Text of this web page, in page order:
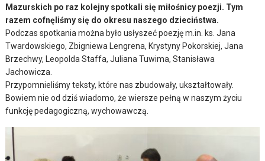
Mazurskich po raz kolejny spotkali się miłośnicy poezji. Tym
razem cofnęliśmy się do okresu naszego dzieciństwa.
Podczas spotkania można było usłyszeć poezję m.in. ks. Jana
Twardowskiego, Zbigniewa Lengrena, Krystyny Pokorskiej, Jana
Brzechwy, Leopolda Staffa, Juliana Tuwima, Stanisława
Jachowicza.
Przypomnieliśmy teksty, które nas zbudowały, ukształtowały.
Bowiem nie od dziś wiadomo, że wiersze pełną w naszym życiu
funkcję pedagogiczną, wychowawczą.